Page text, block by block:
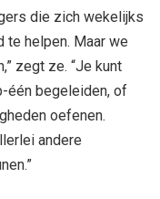
die zich wekelijks
te helpen. Maar we
zegt ze. “Je kunt
één begeleiden, of
oefenen.
andere